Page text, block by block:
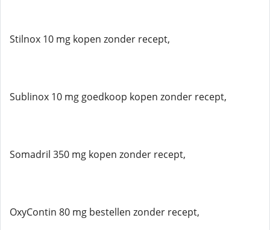
Stilnox 10 mg kopen zonder recept,
Sublinox 10 mg goedkoop kopen zonder recept,
Somadril 350 mg kopen zonder recept,
OxyContin 80 mg bestellen zonder recept,